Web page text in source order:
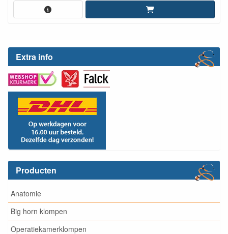
Extra info
Producten
Anatomie
Big horn klompen
Operatiekamerklompen